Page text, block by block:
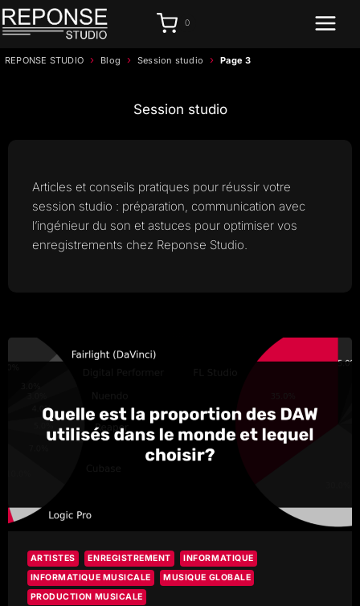
Aller
au
0
REPONSE STUDIO › Blog › Session studio › Page 3
Session studio
Articles et conseils pratiques pour réussir votre
session studio : préparation, communication avec
l’ingénieur du son et astuces pour optimiser vos
enregistrements chez Reponse Studio.
ARTISTES ENREGISTREMENT
INFORMATIQUE
INFORMATIQUE MUSICALE
MUSIQUE GLOBALE
PRODUCTION MUSICALE